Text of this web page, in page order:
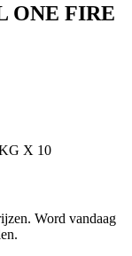
ONE FIRE
X 10
Word vandaag